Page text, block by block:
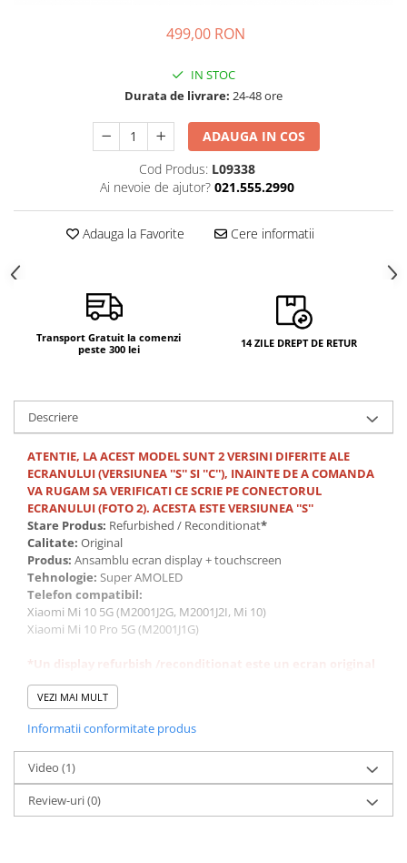
Module si conectori incarcare
Suruburi si adezivi
Touchscreen
Piese din dezmembrari (SWAP)
499,00 RON
IN STOC
Durata de livrare: 24-48 ore
ADAUGA IN COS
Cod Produs: L09338
Ai nevoie de ajutor? 021.555.2990
Adauga la Favorite Cere informatii
Transport Gratuit la comenzi
peste 300 lei
14 ZILE DREPT DE RETUR
Descriere
ATENTIE, LA ACEST MODEL SUNT 2 VERSINI DIFERITE ALE
ECRANULUI (VERSIUNEA ''S'' SI ''C''), INAINTE DE A COMANDA
VA RUGAM SA VERIFICATI CE SCRIE PE CONECTORUL
ECRANULUI (FOTO 2). ACESTA ESTE VERSIUNEA ''S''
Stare Produs: Refurbished / Reconditionat*
Calitate: Original
Produs: Ansamblu ecran display + touchscreen
Tehnologie: Super AMOLED
Telefon compatibil:
Xiaomi Mi 10 5G (M2001J2G, M2001J2I, Mi 10)
Xiaomi Mi 10 Pro 5G (M2001J1G)
*Un display refurbish /reconditionat este un ecran original
folosit la care s-a deteriorat sticla externă (cea care
protejează display-ul). În procesul de refurbishing, doar
componentele interne originale, cum ar fi touchscreen-ul
și display-ul propriu-zis (care oferă imaginea).
În general, procesul implică folosirea unei sticle de calitate
înaltă pentru a menține performanțele și aspectul original.
După recondiționare, ecranul arată ca nou și funcționează
VEZI MAI MULT
Informatii conformitate produs
Video (1)
Review-uri(0)